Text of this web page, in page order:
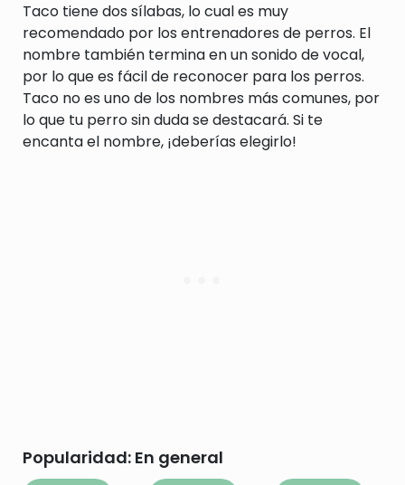
Taco tiene dos sílabas, lo cual es muy
recomendado por los entrenadores de perros. El
nombre también termina en un sonido de vocal,
por lo que es fácil de reconocer para los perros.
Taco no es uno de los nombres más comunes, por
lo que tu perro sin duda se destacará. Si te
encanta el nombre, ¡deberías elegirlo!
Popularidad: En general